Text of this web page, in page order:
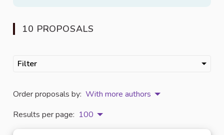
10 PROPOSALS
Filter
Order proposals by: With more authors
Results per page: 100